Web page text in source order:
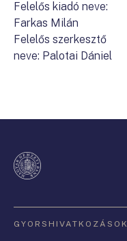
Felelős kiadó neve:
Farkas Milán
Felelős szerkesztő
neve: Palotai Dániel
GYORSHIVATKOZÁSOK